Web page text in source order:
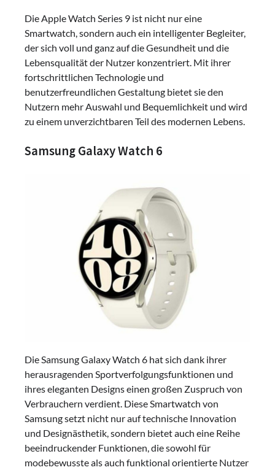
Die Apple Watch Series 9 ist nicht nur eine
Smartwatch, sondern auch ein intelligenter Begleiter,
der sich voll und ganz auf die Gesundheit und die
Lebensqualität der Nutzer konzentriert. Mit ihrer
fortschrittlichen Technologie und
benutzerfreundlichen Gestaltung bietet sie den
Nutzern mehr Auswahl und Bequemlichkeit und wird
zu einem unverzichtbaren Teil des modernen Lebens.
Samsung Galaxy Watch 6
Die Samsung Galaxy Watch 6 hat sich dank ihrer
herausragenden Sportverfolgungsfunktionen und
ihres eleganten Designs einen großen Zuspruch von
Verbrauchern verdient. Diese Smartwatch von
Samsung setzt nicht nur auf technische Innovation
und Designästhetik, sondern bietet auch eine Reihe
beeindruckender Funktionen, die sowohl für
modebewusste als auch funktional orientierte Nutzer